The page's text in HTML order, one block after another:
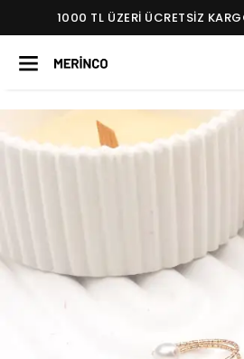
1000 TL ÜZERI ÜCRETSIZ